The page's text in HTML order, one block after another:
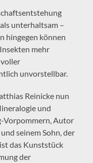
unterhaltsam –
hingegen können
mehr
voller
unvorstellbar.
Reinicke nun
und
Vorpommern, Autor
seinem Sohn, der
das Kunststück
der